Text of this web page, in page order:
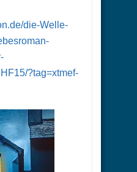
die-Welle-
?tag=xtmef-